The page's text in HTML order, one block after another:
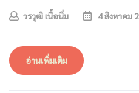
วรวุฒิ เนื้อนิ่ม 4 สิงหาคม
อ่านเพิ่มเติม